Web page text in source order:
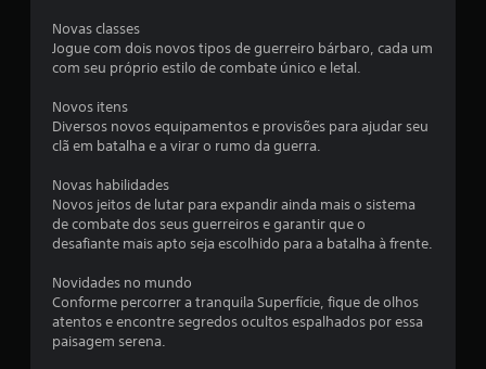
l
s
i
f
c
Novas classes
Jogue com dois novos tipos de guerreiro bárbaro, cada um
com seu próprio estilo de combate único e letal.
Novos itens
Diversos novos equipamentos e provisões para ajudar seu
clã em batalha e a virar o rumo da guerra.
Novas habilidades
Novos jeitos de lutar para expandir ainda mais o sistema
de combate dos seus guerreiros e garantir que o
desafiante mais apto seja escolhido para a batalha à frente.
Novidades no mundo
Conforme percorrer a tranquila Superfície, fique de olhos
atentos e encontre segredos ocultos espalhados por essa
paisagem serena.